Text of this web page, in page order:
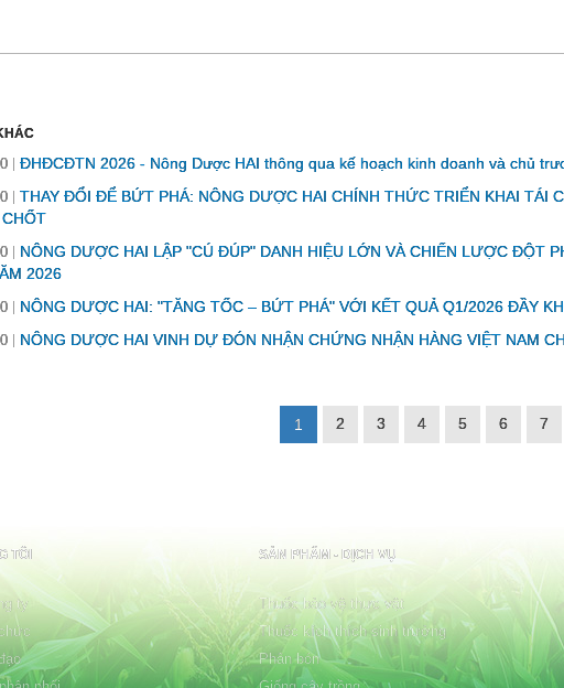
ĐHĐCĐTN 2026 - Nông Dược HAI thông qua kế hoạch kinh doanh và chủ
THAY ĐỔI ĐỂ BỨT PHÁ: NÔNG DƯỢC HAI CHÍNH THỨC TRIỂN KHAI TÁI
NÔNG DƯỢC HAI LẬP "CÚ ĐÚP" DANH HIỆU LỚN VÀ CHIẾN LƯỢC ĐỘT
2026
NÔNG DƯỢC HAI: "TĂNG TỐC – BỨT PHÁ" VỚI KẾT QUẢ Q1/2026 ĐẦY
NÔNG DƯỢC HAI VINH DỰ ĐÓN NHẬN CHỨNG NHẬN HÀNG VIỆT NAM
1 2 3 4 5 6 7
TÔI
ty
SẢN PHẨM - DỊCH VỤ
Thuốc bảo vệ thực vật
Thuốc kích thích sinh trưởng
Phân bón